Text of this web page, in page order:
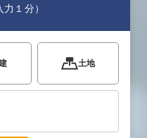
力１分）
土地